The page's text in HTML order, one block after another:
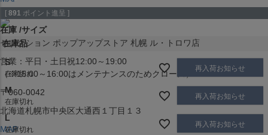
SHOP
セレクション ポップアップストア 札幌 ル・トロワ店
営業：平日・土日祝12:00～19:00
（※15:00～16:00はメンテナンスのためクローズ）
〒060-0042
北海道札幌市中央区大通西１丁目１３
MAP
[ 891 ポイント進呈 ]
在庫 サイズ
在庫品
S
在庫切れ
再入荷お知らせ
M
在庫切れ
再入荷お知らせ
L
在庫切れ
再入荷お知らせ